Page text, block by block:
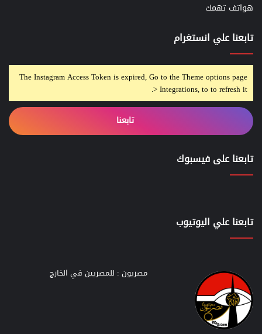
هواتف تهمك
تابعنا علي انستغرام
The Instagram Access Token is expired, Go to the Theme options page
> Integrations, to to refresh it.
تابعنا
تابعنا على فيسبوك
تابعنا علي اليوتيوب
مصريون : للمصريين في الخارج